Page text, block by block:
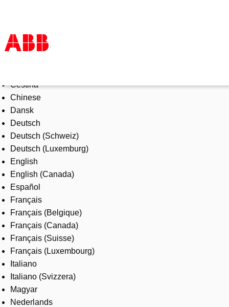
Products & Solutions
Industries
Services
About us
Where to buy
Contact us
Careers
Čeština
Chinese
Dansk
Deutsch
Deutsch (Schweiz)
Deutsch (Luxemburg)
English
English (Canada)
Español
Français
Français (Belgique)
Français (Canada)
Français (Suisse)
Français (Luxembourg)
Italiano
Italiano (Svizzera)
Magyar
Nederlands